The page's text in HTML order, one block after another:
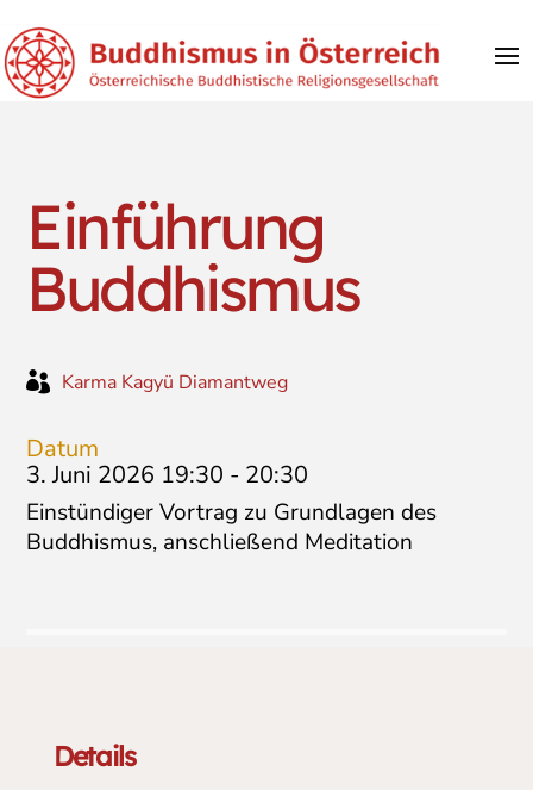
Einführung
Buddhismus
 Karma Kagyü Diamantweg
Datum
3. Juni 2026 19:30 - 20:30
Einstündiger Vortrag zu Grundlagen des
Buddhismus, anschließend Meditation
Details